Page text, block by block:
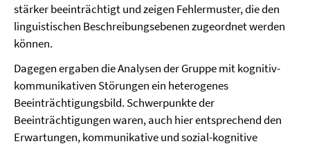
stärker beeinträchtigt und zeigen Fehlermuster, die den
linguistischen Beschreibungsebenen zugeordnet werden
können.
Dagegen ergaben die Analysen der Gruppe mit kognitiv-
kommunikativen Störungen ein heterogenes
Beeinträchtigungsbild. Schwerpunkte der
Beeinträchtigungen waren, auch hier entsprechend den
Erwartungen, kommunikative und sozial-kognitive